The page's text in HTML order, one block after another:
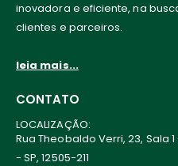
inovadora e eficiente, na
clientes e parceiros.
leia mais...
CONTATO
LOCALIZAÇÃO:
Rua Theobaldo Verri, 23, Sala
- SP, 12505-211